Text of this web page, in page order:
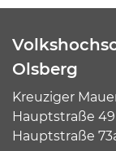
Olsberg
Kreuziger
Hauptstraße 49
Hauptstraße